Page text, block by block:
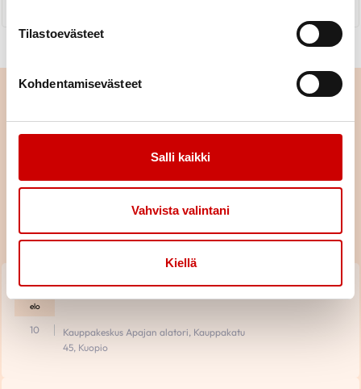
Tilastoevästeet
Kohdentamisevästeet
Salli kaikki
Vahvista valintani
Kiellä
Tulevat tapahtumat
18
elo
Sydänpiste Apajassa
10
Kauppakeskus Apajan alatori, Kauppakatu
45, Kuopio